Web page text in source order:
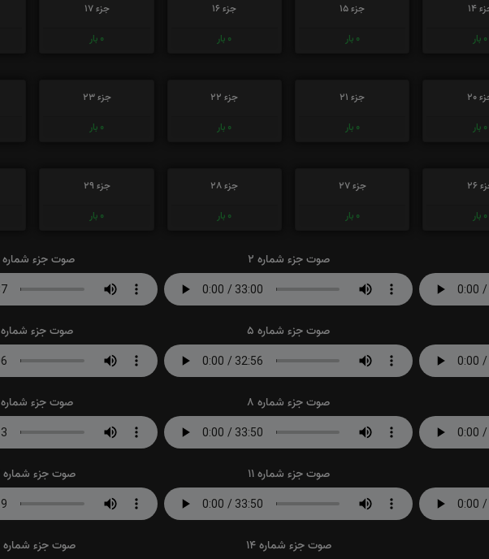
14
0 بار
جزء 15
0 بار
جزء 16
0 بار
جزء 17
0 بار
20
0 بار
جزء 21
0 بار
جزء 22
0 بار
جزء 23
0 بار
26
0 بار
جزء 27
0 بار
جزء 28
0 بار
جزء 29
0 بار
صوت جزء شماره 2 صوت جزء شماره 3
صوت جزء شماره 5 صوت جزء شماره 6
صوت جزء شماره 8 صوت جزء شماره 9
صوت جزء شماره 11 صوت جزء شماره 12
صوت جزء شماره 14 صوت جزء شماره 15